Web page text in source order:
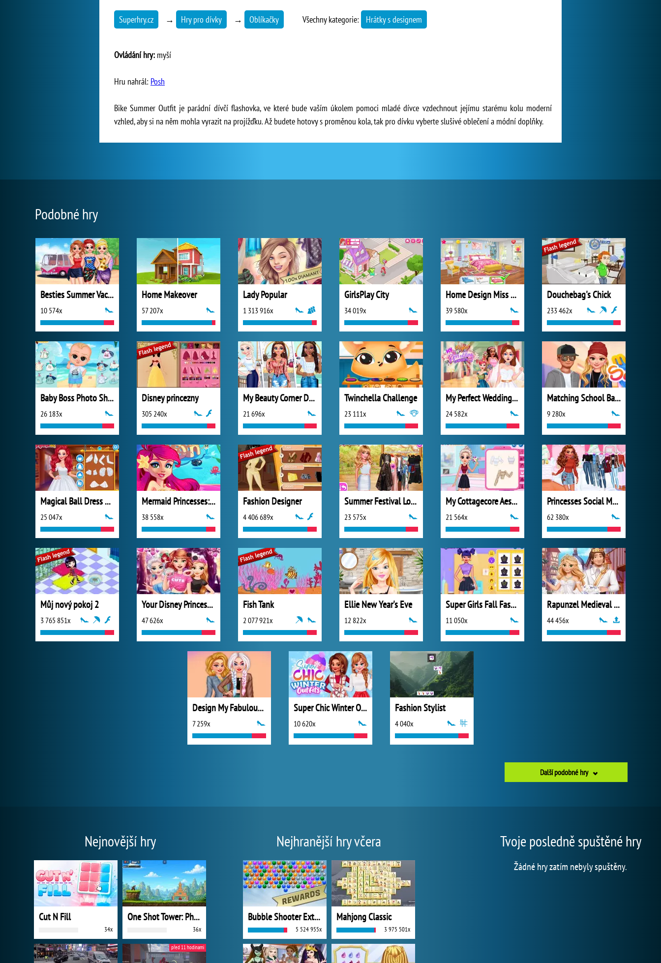
Superhry.cz → Hry pro dívky → Oblíkačky Všechny kategorie: Hrátky s designem
Ovládání hry: myší
Hru nahrál: Posh
Bike Summer Outfit je parádní dívčí flashovka, ve které bude vaším úkolem pomoci mladé dívce vzdechnout jejímu starému kolu moderní
vzhled, aby si na něm mohla vyrazit na projížďku. Až budete hotovy s proměnou kola, tak pro dívku vyberte slušivé oblečení a módní doplňky.
Podobné hry
Besties Summer Vacation
10 574x
Home Makeover
57 207x
Lady Popular
1 313 916x
GirlsPlay City
34 019x
Home Design Miss Robins Home Makeover
39 580x
Douchebag's Chick
233 462x
Baby Boss Photo Shoot
26 183x
Disney princezny
305 240x
My Beauty Corner Decoration
21 696x
Twinchella Challenge
23 111x
My Perfect Wedding Planner
24 582x
Matching School Bags
9 280x
Magical Ball Dress Design
25 047x
Mermaid Princesses: Underwater Games
38 558x
Fashion Designer
4 406 689x
Summer Festival Looks
23 575x
My Cottagecore Aesthetic Look
21 564x
Princesses Social Media Stars
62 380x
Můj nový pokoj 2
3 765 851x
Your Disney Princess Style
47 626x
Fish Tank
2 077 921x
Ellie New Year's Eve
12 822x
Super Girls Fall Fashion Trends
11 050x
Rapunzel Medieval Wedding
44 456x
Design My Fabulous Ripped Jeans
7 259x
Super Chic Winter Outfits
10 620x
Fashion Stylist
4 040x
Další podobné hry
Nejnovější hry
Cut N Fill
34x
One Shot Tower: Physics Destroyer
36x
před 11 hodinami
Nejhranější hry včera
Bubble Shooter Extreme
5 524 955x
Mahjong Classic
3 975 501x
Tvoje posledně spuštěné hry
Žádné hry zatím nebyly spuštěny.